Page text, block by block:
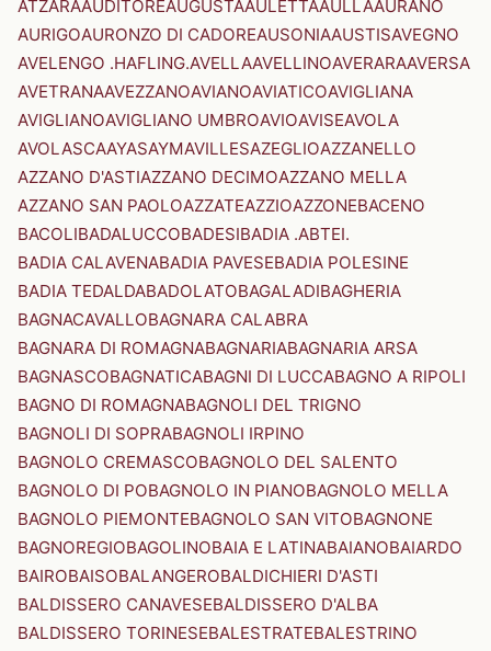
ATZARAAUDITOREAUGUSTAAULETTAAULLAAURANO
AURIGOAURONZO DI CADOREAUSONIAAUSTISAVEGNO
AVELENGO .HAFLING.AVELLAAVELLINOAVERARAAVERSA
AVETRANAAVEZZANOAVIANOAVIATICOAVIGLIANA
AVIGLIANOAVIGLIANO UMBROAVIOAVISEAVOLA
AVOLASCAAYASAYMAVILLESAZEGLIOAZZANELLO
AZZANO D'ASTIAZZANO DECIMOAZZANO MELLA
AZZANO SAN PAOLOAZZATEAZZIOAZZONEBACENO
BACOLIBADALUCCOBADESIBADIA .ABTEI.
BADIA CALAVENABADIA PAVESEBADIA POLESINE
BADIA TEDALDABADOLATOBAGALADIBAGHERIA
BAGNACAVALLOBAGNARA CALABRA
BAGNARA DI ROMAGNABAGNARIABAGNARIA ARSA
BAGNASCOBAGNATICABAGNI DI LUCCABAGNO A RIPOLI
BAGNO DI ROMAGNABAGNOLI DEL TRIGNO
BAGNOLI DI SOPRABAGNOLI IRPINO
BAGNOLO CREMASCOBAGNOLO DEL SALENTO
BAGNOLO DI POBAGNOLO IN PIANOBAGNOLO MELLA
BAGNOLO PIEMONTEBAGNOLO SAN VITOBAGNONE
BAGNOREGIOBAGOLINOBAIA E LATINABAIANOBAIARDO
BAIROBAISOBALANGEROBALDICHIERI D'ASTI
BALDISSERO CANAVESEBALDISSERO D'ALBA
BALDISSERO TORINESEBALESTRATEBALESTRINO